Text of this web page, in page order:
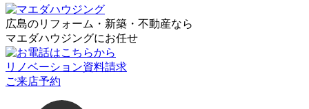
広島のリフォーム・新築・不動産なら
マエダハウジングにお任せ
リノベーション資料請求
ご来店予約